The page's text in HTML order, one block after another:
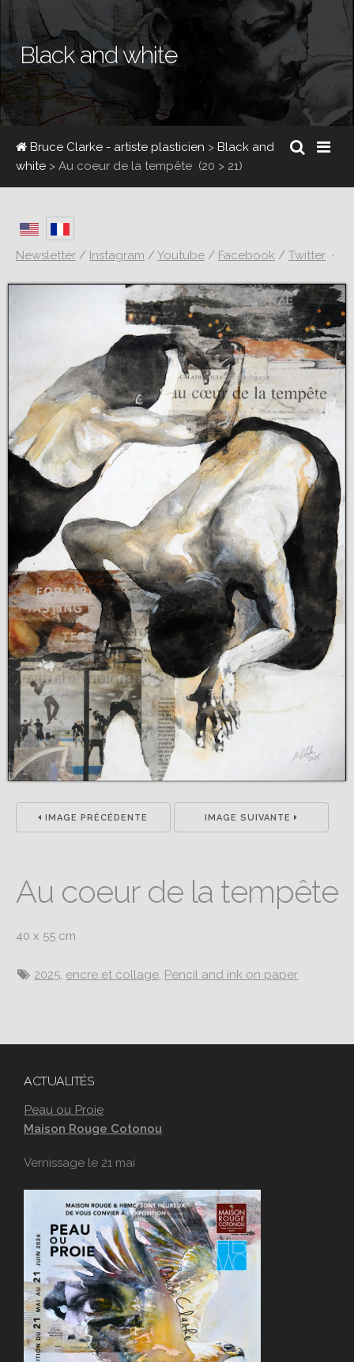
Black and white
Bruce Clarke - artiste plasticien > Black and
white > Au coeur de la tempête (20 > 21)
Newsletter / Instagram /Youtube / Facebook / Twitter ·
IMAGE PRÉCÉDENTE IMAGE SUIVANTE
Au coeur de la tempête
40 x 55 cm
2025, encre et collage, Pencil and ink on paper
ACTUALITÉS
Peau ou Proie
Maison Rouge Cotonou
Vernissage le 21 mai